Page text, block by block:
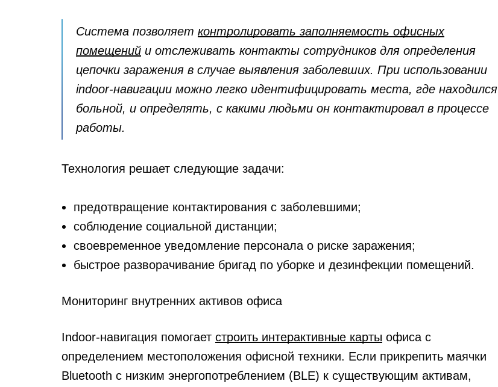
Система позволяет контролировать заполняемость офисных
помещений и отслеживать контакты сотрудников для определения
цепочки заражения в случае выявления заболевших. При использовании
indoor-навигации можно легко идентифицировать места, где находился
больной, и определять, с какими людьми он контактировал в процессе
работы.
Технология решает следующие задачи:
предотвращение контактирования с заболевшими;
соблюдение социальной дистанции;
своевременное уведомление персонала о риске заражения;
быстрое разворачивание бригад по уборке и дезинфекции помещений.
Мониторинг внутренних активов офиса
Indoor-навигация помогает строить интерактивные карты офиса с
определением местоположения офисной техники. Если прикрепить маячки
Bluetooth с низким энергопотреблением (BLE) к существующим активам,